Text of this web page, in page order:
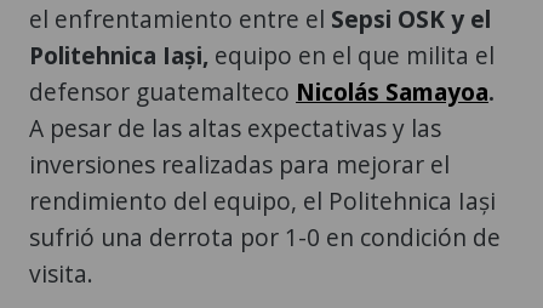
el enfrentamiento entre el Sepsi OSK y el
Politehnica Iași, equipo en el que milita el
defensor guatemalteco Nicolás Samayoa.
A pesar de las altas expectativas y las
inversiones realizadas para mejorar el
rendimiento del equipo, el Politehnica Iași
sufrió una derrota por 1-0 en condición de
visita.